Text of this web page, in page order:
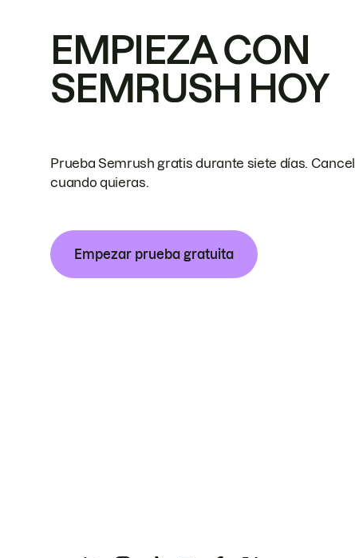
EMPIEZA CON
SEMRUSH HOY
Prueba Semrush gratis durante siete días.
cuando quieras.
Empezar prueba gratuita